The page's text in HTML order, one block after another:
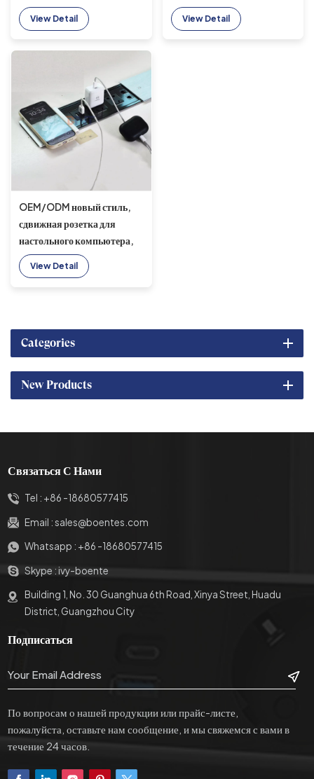
настольная розетка
переменного тока,
розетка для передачи
данных для офиса с USB
View Detail
настольная розетка для ПК
Материал/розетка для
View Detail
OEM/ODM новый стиль,
сдвижная розетка для
настольного компьютера,
номинальный ток 10 А,
беспроводное зарядное
View Detail
Categories
New Products
Связаться С Нами
Tel : +86 -18680577415
Email :sales@boentes.com
Whatsapp : +86 -18680577415
Skype :ivy-boente
Building 1, No. 30 Guanghua 6th Road, Xinya Street, Huadu
District, Guangzhou City
Подписаться
По вопросам о нашей продукции или прайс-листе,
пожалуйста, оставьте нам сообщение, и мы свяжемся с вами в
течение 24 часов.